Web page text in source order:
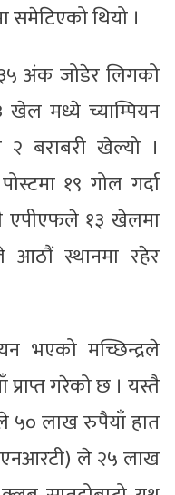
समेटिएको थियो ।
अंक जोडेर लिगको
मध्ये च्याम्पियन
बराबरी खेल्यो ।
१९ गोल गर्दा
एपीएफले १३ खेलमा
स्थानमा रहेर
भएको मच्छिन्द्रले
गरेको छ । यस्तै
५० लाख रुपैयाँ हात
(एनआरटी) ले २५ लाख